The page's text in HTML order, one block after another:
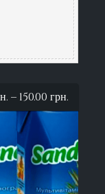
– 150.00 грн.